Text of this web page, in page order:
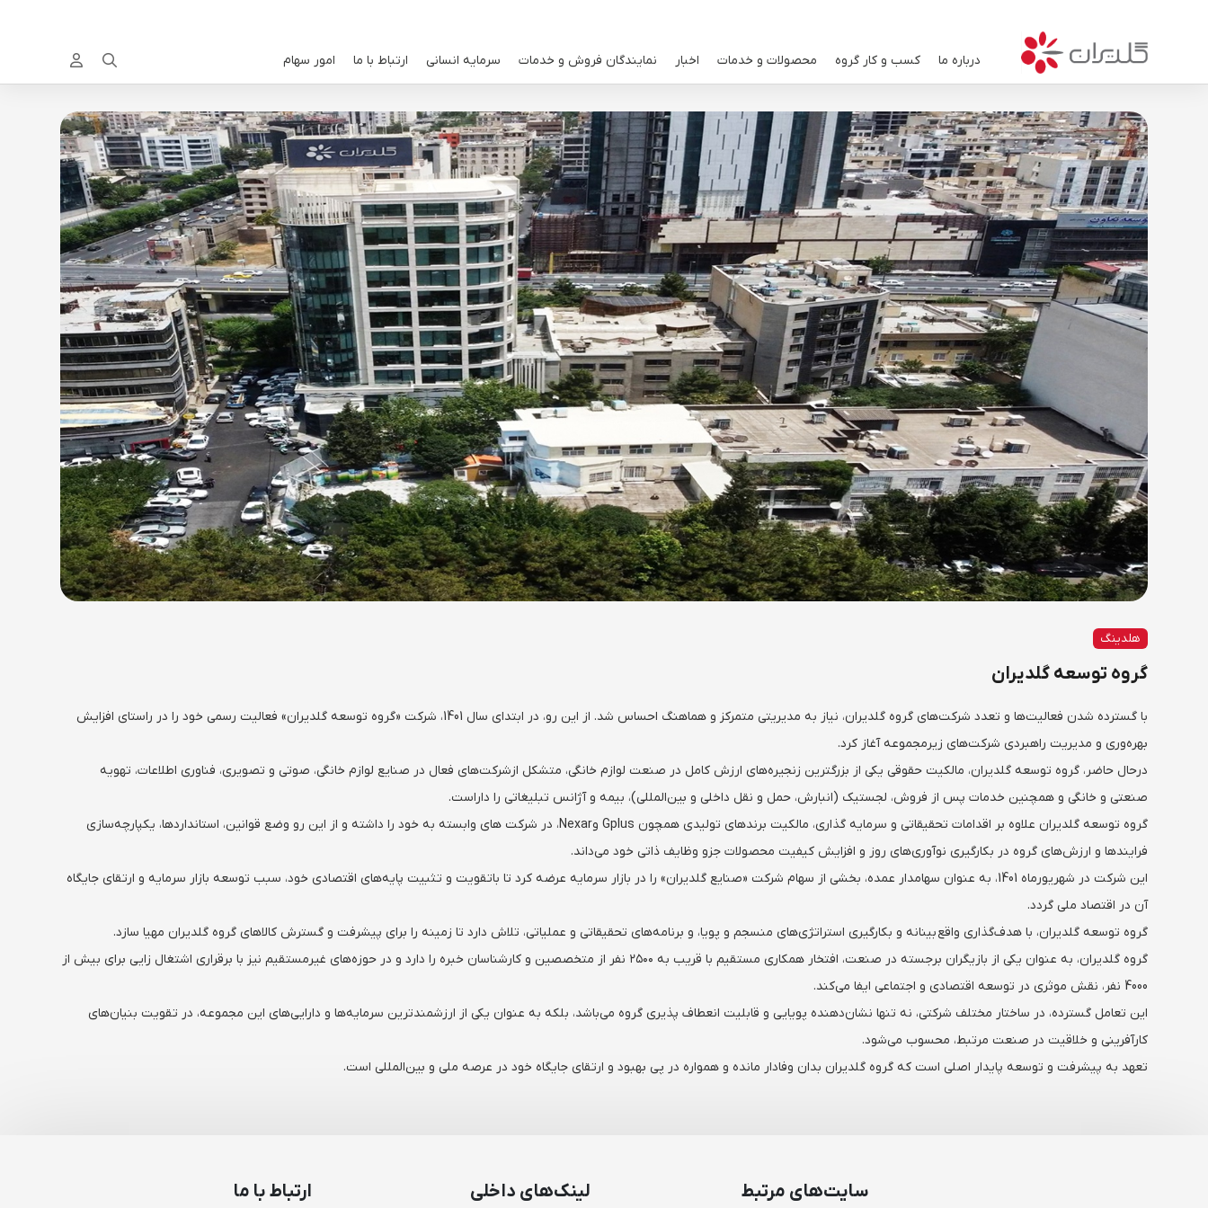
درباره ما کسب و کار گروه محصولات و خدمات اخبار نمایندگان فروش و خدمات سرمایه انسانی ارتباط با ما امور سهام  
هلدینگ
گروه توسعه گلدیران
با گسترده شدن فعالیت‌ها و تعدد شرکت‌های گروه گلدیران، نیاز به مدیریتی متمرکز و هماهنگ احساس شد. از این رو، در ابتدای سال 1401، شرکت «گروه توسعه گلدیران» فعالیت رسمی خود را در راستای افزایش
بهره‌وری و مدیریت راهبردی شرکت‌های زیرمجموعه آغاز کرد.
درحال حاضر، گروه توسعه گلدیران، مالکیت حقوقی یکی از بزرگترین زنجیره‌های ارزش کامل در صنعت لوازم خانگی، متشکل ازشرکت‌‌های فعال در صنایع لوازم خانگی، صوتی و تصویری، فناوری اطلاعات، تهویه
صنعتی و خانگی و همچنین خدمات پس از فروش، لجستیک (انبارش، حمل و نقل داخلی و بین‌المللی)، بیمه و آژانس تبلیغاتی را داراست.
گروه توسعه گلدیران علاوه بر اقدامات تحقیقاتی و سرمایه گذاری، مالکیت برندهای تولیدی همچون Gplus وNexar، در شرکت های وابسته به خود را داشته و از این رو وضع قوانین، استانداردها، یکپارچه‌سازی
فرایندها و ارزش‌های گروه در بکارگیری نوآوری‌های روز و افزایش کیفیت محصولات جزو وظایف ذاتی خود می‌داند.
این شرکت در شهریورماه 1401، به عنوان سهامدار عمده، بخشی از سهام شرکت «صنایع گلدیران» را در بازار سرمایه عرضه کرد تا باتقویت و تثبیت پایه‌های اقتصادی خود، سبب توسعه بازار سرمایه و ارتقای جایگاه
آن در اقتصاد ملی گردد.
گروه توسعه گلدیران، با هدف‌گذاری واقع بینانه و بکارگیری استراتژی‌های منسجم و پویا، و برنامه‌های تحقیقاتی و عملیاتی، تلاش دارد تا زمینه را برای پیشرفت و گسترش کالاهای گروه گلدیران مهیا سازد.
گروه گلدیران، به عنوان یکی از بازیگران برجسته در صنعت، افتخار همکاری مستقیم با قریب به ۲۵۰۰ نفر از متخصصین و کارشناسان خبره را دارد و در حوزه‌های غیرمستقیم نیز با برقراری اشتغال زایی برای بیش از
4000 نفر، نقش موثری در توسعه اقتصادی و اجتماعی ایفا می‌کند.
این تعامل گسترده، در ساختار مختلف شرکتی، نه تنها نشان‌دهنده پویایی و قابلیت انعطاف پذیری گروه می‌باشد، بلکه به عنوان یکی از ارزشمندترین سرمایه‌ها و دارایی‌های این مجموعه، در تقویت بنیان‌های
کارآفرینی و خلاقیت در صنعت مرتبط، محسوب می‌شود.
تعهد به پیشرفت و توسعه پایدار اصلی است که گروه گلدیران بدان وفادار مانده و همواره در پی بهبود و ارتقای جایگاه خود در عرصه ملی و بین‌المللی است.
سایت‌های مرتبط لینک‌های داخلی ارتباط با ما